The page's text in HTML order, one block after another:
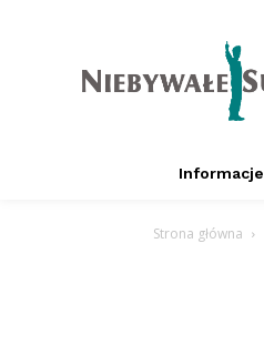
Informacje
Strona główna